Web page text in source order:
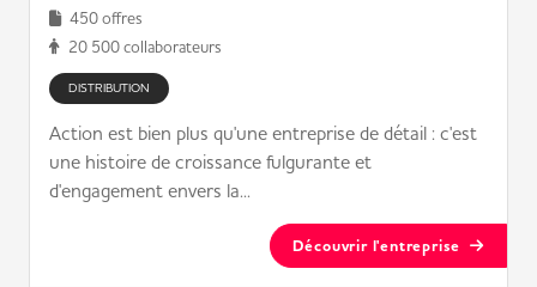
450 offres
20 500 collaborateurs
DISTRIBUTION
Action est bien plus qu'une entreprise de détail : c'est
une histoire de croissance fulgurante et
d'engagement envers la...
Découvrir l'entreprise